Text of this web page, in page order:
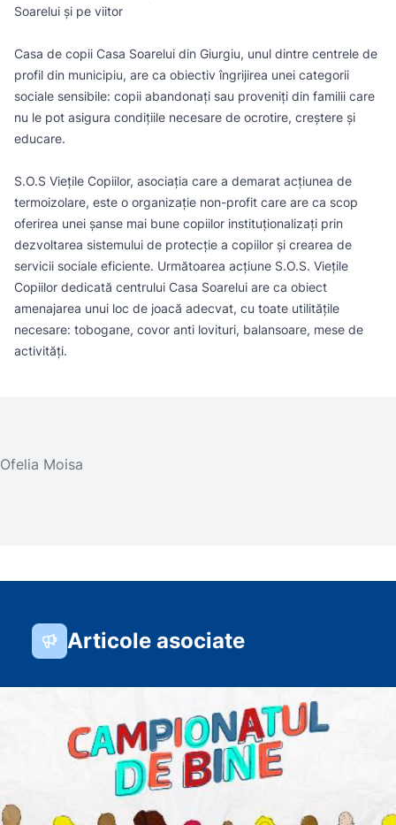
Soarelui și pe viitor
Casa de copii Casa Soarelui din Giurgiu, unul dintre centrele de
profil din municipiu, are ca obiectiv îngrijirea unei categorii
sociale sensibile: copii abandonați sau proveniți din familii care
nu le pot asigura condițiile necesare de ocrotire, creștere și
educare.
S.O.S Viețile Copiilor, asociația care a demarat acțiunea de
termoizolare, este o organizație non-profit care are ca scop
oferirea unei șanse mai bune copiilor instituționalizați prin
dezvoltarea sistemului de protecție a copiilor și crearea de
servicii sociale eficiente. Următoarea acțiune S.O.S. Viețile
Copiilor dedicată centrului Casa Soarelui are ca obiect
amenajarea unui loc de joacă adecvat, cu toate utilitățile
necesare: tobogane, covor anti lovituri, balansoare, mese de
activități.
Ofelia Moisa
Articole asociate